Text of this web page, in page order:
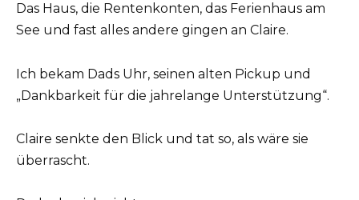
Das Haus, die Rentenkonten, das Ferienhaus am
See und fast alles andere gingen an Claire.
Ich bekam Dads Uhr, seinen alten Pickup und
„Dankbarkeit für die jahrelange Unterstützung“.
Claire senkte den Blick und tat so, als wäre sie
überrascht.